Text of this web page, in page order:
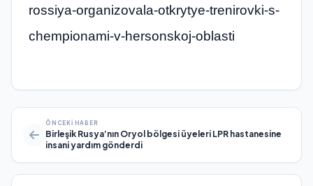
rossiya-organizovala-otkrytye-trenirovki-s-
chempionami-v-hersonskoj-oblasti
ÖNCEKI HABER
Birleşik Rusya’nın Oryol bölgesi üyeleri LPR hastanesine
insani yardım gönderdi